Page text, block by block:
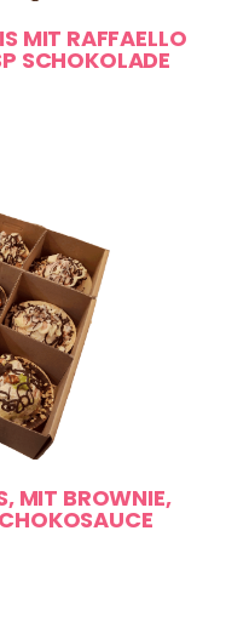
MIT RAFFAELLO
SCHOKOLADE
MIT BROWNIE,